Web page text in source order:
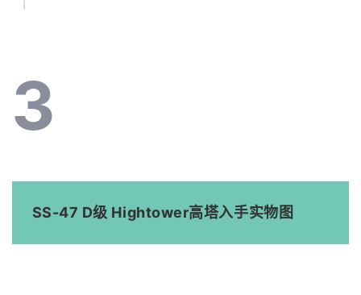
3
SS-47 D级 Hightower高塔入手实物图